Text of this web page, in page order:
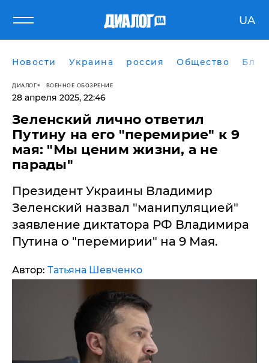
UA
Новости Украина россия Общество
ДИАЛОГ ВОЕННОЕ ОБОЗРЕНИЕ
28 апреля 2025, 22:46
Зеленский лично ответил
Путину на его "перемирие" к 9
мая: "Мы ценим жизни, а не
парады"
Президент Украины Владимир
Зеленский назвал "манипуляцией"
заявление диктатора РФ Владимира
Путина о "перемирии" на 9 Мая.
Автор: Татьяна Шевченко